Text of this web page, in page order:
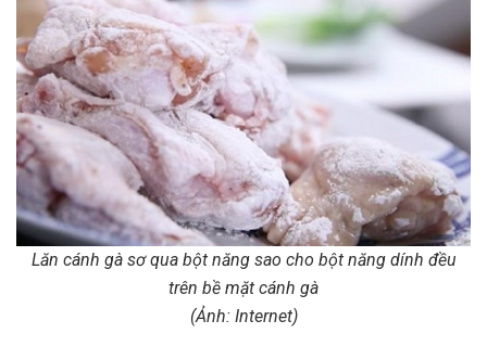
Lăn cánh gà sơ qua bột năng sao cho bột năng dính đều
trên bề mặt cánh gà
(Ảnh: Internet)